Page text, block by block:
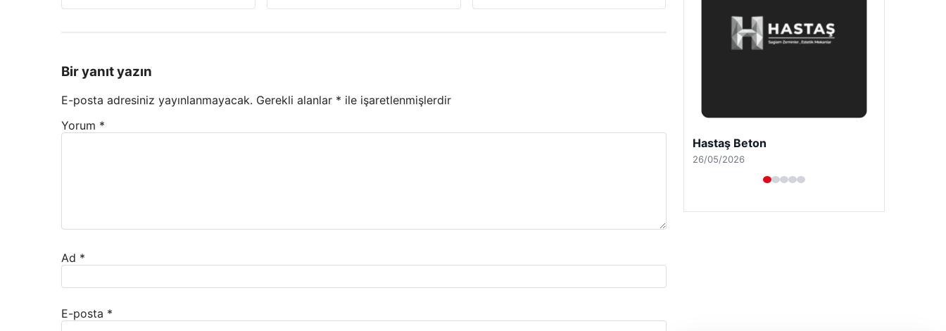
Bir yanıt yazın
E-posta adresiniz yayınlanmayacak. Gerekli alanlar * ile işaretlenmişlerdir
Yorum *
Ad *
E-posta *
Enes Kaplan Avukatlık Bürosu
28/04/2026